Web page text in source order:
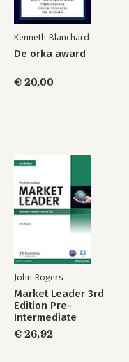
Bekijk alle boeken
Gung Ho!
Kenneth Blanchard
De orka award
€ 20,00
John Rogers
Market Leader 3rd
Edition Pre-
Intermediate
Practice File &
Practice File CD
€ 26,92